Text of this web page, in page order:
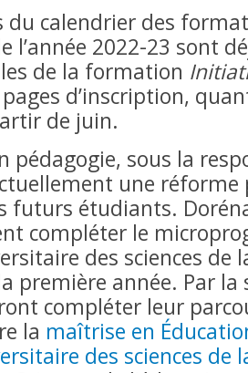
du calendrier des
l’année 2022-23 sont
de la formation
pages d’inscription,
de juin.
pédagogie, sous la
une
futurs étudiants.
compléter le
des sciences de
première année. Par la
compléter leur
la maîtrise en
des sciences de